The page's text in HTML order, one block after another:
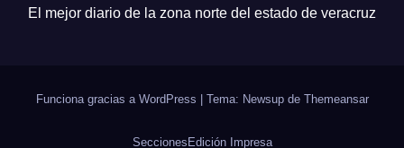
El mejor diario de la zona norte del estado de veracruz
Funciona gracias a WordPress Tema: Newsup de Themeansar
Secciones Edición Impresa